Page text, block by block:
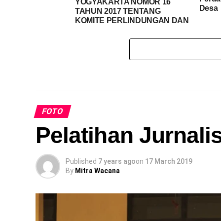
YOGYAKARTA NOMOR 16
TAHUN 2017 TENTANG
KOMITE PERLINDUNGAN DAN
PENYANDANG DISABILITAS
Desa
FOTO
Pelatihan
Published 7 years agoon 17 March 2019
By Mitra Wacana